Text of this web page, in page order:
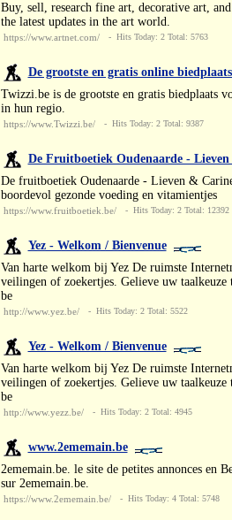
Buy, sell, research fine art, decorative art,
the latest updates in the art world.
https://www.artnet.com/ - Hits Today: 2 Total: 5763
De grootste en gratis online
Twizzi.be is de grootste en gratis biedplaats
in hun regio.
https://www.Twizzi.be/ - Hits Today: 2 Total: 9387
De Fruitboetiek Oudenaarde -
De fruitboetiek Oudenaarde - Lieven &
boordevol gezonde voeding en vitamientjes
https://www.fruitboetiek.be/ - Hits Today: 2 Total: 12392
Yez - Welkom / Bienvenue
Van harte welkom bij Yez De ruimste
veilingen of zoekertjes. Gelieve uw taalkeuze
be
http://www.yez.be/ - Hits Today: 2 Total: 5522
Yez - Welkom / Bienvenue
Van harte welkom bij Yez De ruimste
veilingen of zoekertjes. Gelieve uw taalkeuze
be
http://www.yezz.be/ - Hits Today: 2 Total: 4945
www.2ememain.be
2ememain.be. le site de petites annonces en
sur 2ememain.be.
https://www.2ememain.be/ - Hits Today: 4 Total: 5748